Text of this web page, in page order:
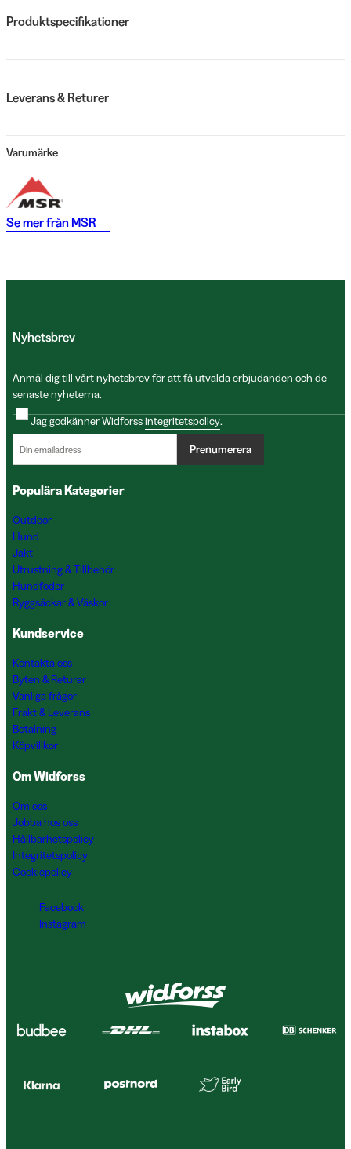
Produktspecifikationer
Leverans & Returer
Varumärke
Se mer från MSR
Nyhetsbrev
Anmäl dig till vårt nyhetsbrev för att få utvalda erbjudanden och de
senaste nyheterna.
Jag godkänner Widforssintegritetspolicy.
Prenumerera
Populära Kategorier
Outdoor
Hund
Jakt
Utrustning & Tillbehör
Hundfoder
Ryggsäckar & Väskor
Kundservice
Kontakta oss
Byten & Returer
Vanliga frågor
Frakt & Leverans
Betalning
Köpvillkor
Om Widforss
Om oss
Jobba hos oss
Hållbarhetspolicy
Integritetspolicy
Cookiepolicy
Facebook
Instagram